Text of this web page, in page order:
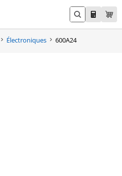
Électroniques 600A24